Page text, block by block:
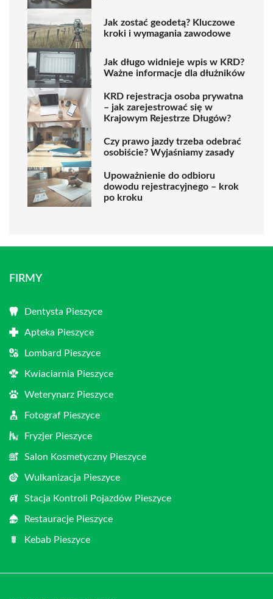
Jak zostać geodetą? Kluczowe
kroki i wymagania zawodowe
Jak długo widnieje wpis w KRD?
Ważne informacje dla dłużników
KRD rejestracja osoba prywatna
– jak zarejestrować się w
Krajowym Rejestrze Długów?
Czy prawo jazdy trzeba odebrać
osobiście? Wyjaśniamy zasady
Upoważnienie do odbioru
dowodu rejestracyjnego – krok
po kroku
FIRMY
Dentysta Pieszyce
Apteka Pieszyce
Lombard Pieszyce
Kwiaciarnia Pieszyce
Weterynarz Pieszyce
Fotograf Pieszyce
Fryzjer Pieszyce
Salon Kosmetyczny Pieszyce
Wulkanizacja Pieszyce
Stacja Kontroli Pojazdów Pieszyce
Restauracje Pieszyce
Kebab Pieszyce